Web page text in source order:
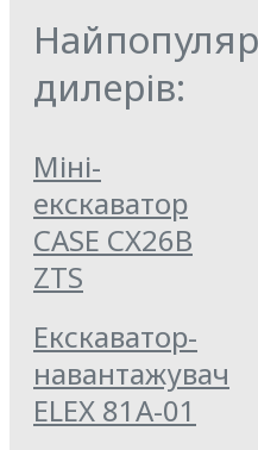
дилерів:
Міні-
екскаватор
CASE CX26B
ZTS
Екскаватор-
навантажувач
ELEX 81А-01